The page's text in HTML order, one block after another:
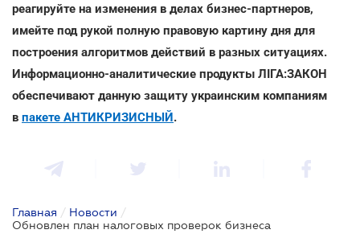
реагируйте на изменения в делах бизнес-партнеров,
имейте под рукой полную правовую картину дня для
построения алгоритмов действий в разных ситуациях.
Информационно-аналитические продукты ЛІГА:ЗАКОН
обеспечивают данную защиту украинским компаниям
в пакете АНТИКРИЗИСНЫЙ.
Главная / Новости /
Обновлен план налоговых проверок бизнеса